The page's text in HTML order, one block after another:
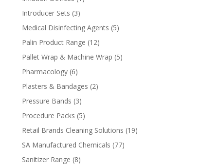
Introducer Sets 33
products
Medical Disinfecting Agents 55
Palin Product Range 1212
products
Pallet Wrap & Machine Wrap 55
Pharmacology 66
products
Plasters & Bandages 22
Pressure Bands 33
products
Procedure Packs 55
products
Retail Brands Cleaning Solutions 1919
SA Manufactured Chemicals 7777
Sanitizer Range 88